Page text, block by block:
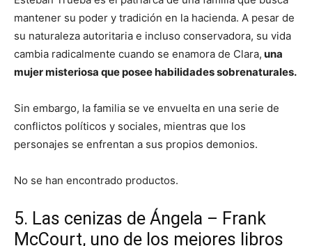
mantener su poder y tradición en la hacienda. A pesar de
su naturaleza autoritaria e incluso conservadora, su vida
cambia radicalmente cuando se enamora de Clara, una
mujer misteriosa que posee habilidades sobrenaturales.
Sin embargo, la familia se ve envuelta en una serie de
conflictos políticos y sociales, mientras que los
personajes se enfrentan a sus propios demonios.
No se han encontrado productos.
5. Las cenizas de Ángela – Frank
McCourt, uno de los mejores libros